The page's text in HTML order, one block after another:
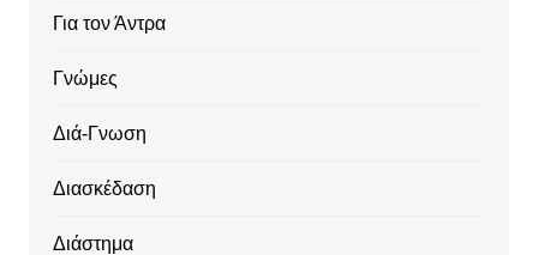
Για τον Άντρα
Γνώμες
Διά-Γνωση
Διασκέδαση
Διάστημα